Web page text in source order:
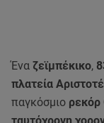
Ένα ζεϊμπέκικο,
πλατεία
παγκόσμιο ρεκόρ